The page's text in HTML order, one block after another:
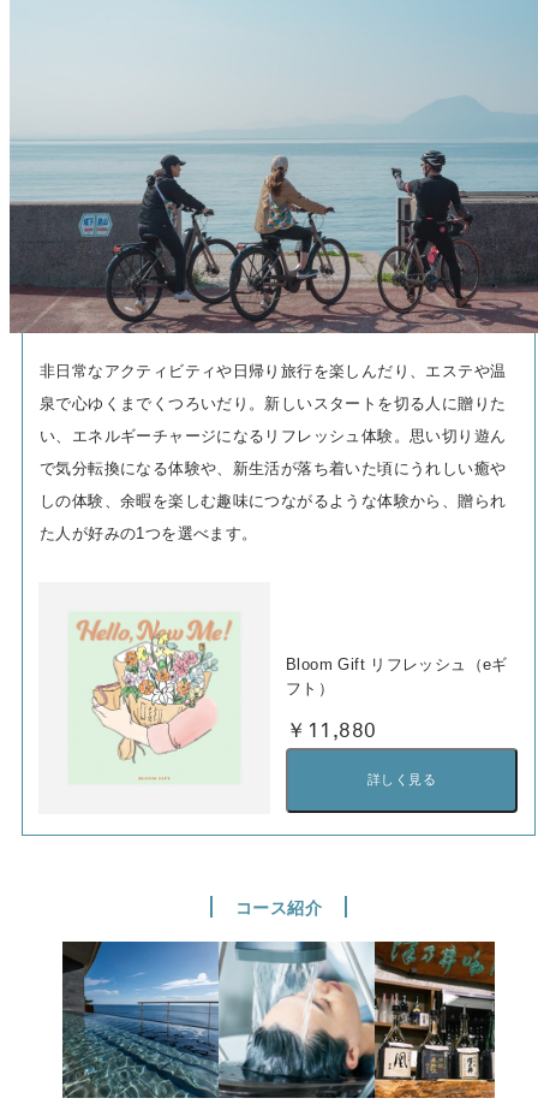
非日常なアクティビティや日帰り旅行を楽しんだり、エステや温
泉で心ゆくまでくつろいだり。新しいスタートを切る人に贈りた
い、エネルギーチャージになるリフレッシュ体験。思い切り遊ん
で気分転換になる体験や、新生活が落ち着いた頃にうれしい癒や
しの体験、余暇を楽しむ趣味につながるような体験から、贈られ
た人が好みの1つを選べます。
Bloom Gift リフレッシュ（eギ
フト）
￥11,880
詳しく見る
コース紹介